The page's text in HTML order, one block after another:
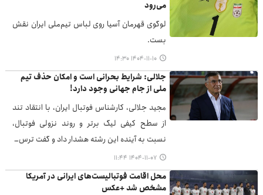
می‌رود
لوگوی قهرمان آسیا روی لباس تیم‌ملی ایران نقش
بست.
۱۴۰۴-۱۱-۱۰ ۱۴:۳۰
جلالی: شرایط بحرانی است و امکان حذف تیم
ملی از جام جهانی وجود دارد!
مجید جلالی، کارشناس فوتبال ایران، با انتقاد تند
از سطح کیفی لیگ برتر و روند نزولی فوتبال،
نسبت به آینده این رشته هشدار داد و گفت ترس…
۱۴۰۴-۱۱-۰۷ ۱۱:۴۴
محل اقامت فوتبالیست‌های ایرانی در آمریکا
مشخص شد +عکس